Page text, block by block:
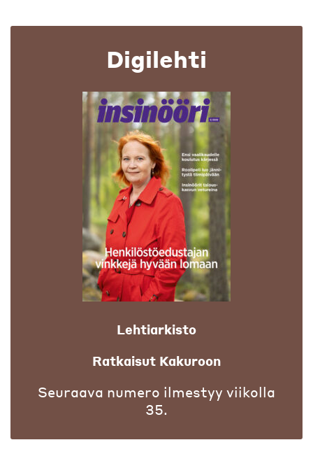
Digilehti
Lehtiarkisto
Ratkaisut Kakuroon
Seuraava numero ilmestyy viikolla
35.